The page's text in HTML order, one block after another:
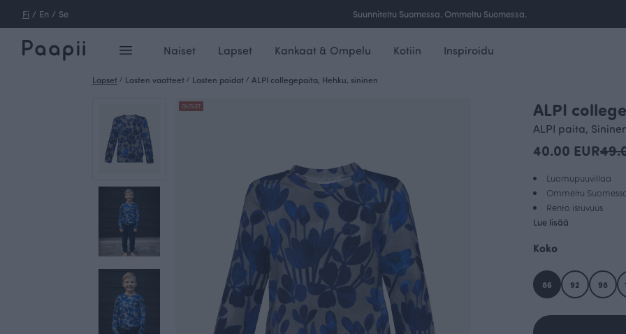
Fi / En / Se Ilmainen toimitus yli 100 € tilauksille Suomessa.
Naiset Lapset Kankaat & Ompelu Kotiin Inspiroidu
Lapset / Lasten vaatteet / Lasten paidat / ALPI collegepaita, Hehku, sininen
OUTLET ALPI
ALPI paita,
40.00 EUR
Luomupuuvillaa
Ommeltu
Rento istuvuus
Lue lisää
Koko
86 92 98